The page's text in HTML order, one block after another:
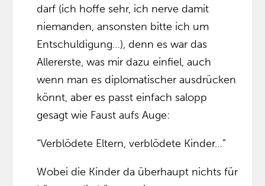
darf (ich hoffe sehr, ich nerve damit
niemanden, ansonsten bitte ich um
Entschuldigung…), denn es war das
Allererste, was mir dazu einfiel, auch
wenn man es diplomatischer ausdrücken
könnt, aber es passt einfach salopp
gesagt wie Faust aufs Auge:
“Verblödete Eltern, verblödete Kinder…”
Wobei die Kinder da überhaupt nichts für